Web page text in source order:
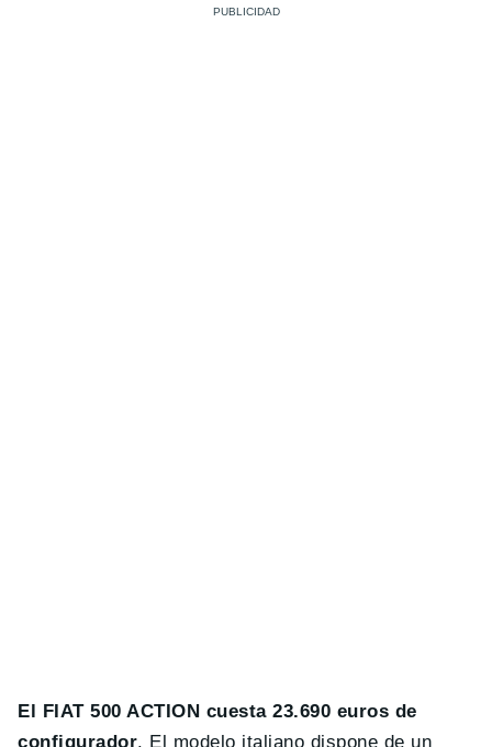
El FIAT 500 ACTION cuesta 23.690 euros de
configurador. El modelo italiano dispone de un